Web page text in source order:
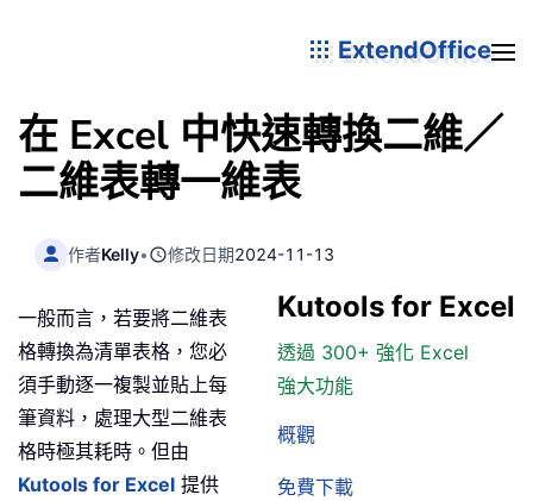
ExtendOffice
在 Excel 中快速轉換二維／
二維表轉一維表
作者Kelly• 修改日期2024-11-13
Kutools for Excel
透過 300+ 強化 Excel
強大功能
概觀
免費下載
一般而言，若要將二維表
格轉換為清單表格，您必
須手動逐一複製並貼上每
筆資料，處理大型二維表
格時極其耗時。但由
Kutools for Excel 提供